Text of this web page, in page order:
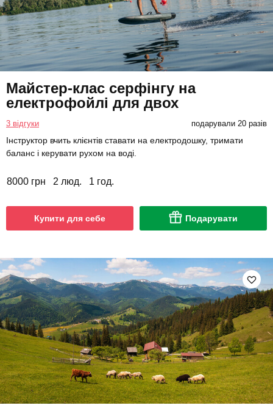
Майстер-клас серфінгу на
електрофойлі для двох
3 відгуки подарували 20 разів
Інструктор вчить клієнтів ставати на електродошку, тримати
баланс і керувати рухом на воді.
8000 грн 2 люд. 1 год.
Купити для себе Подарувати